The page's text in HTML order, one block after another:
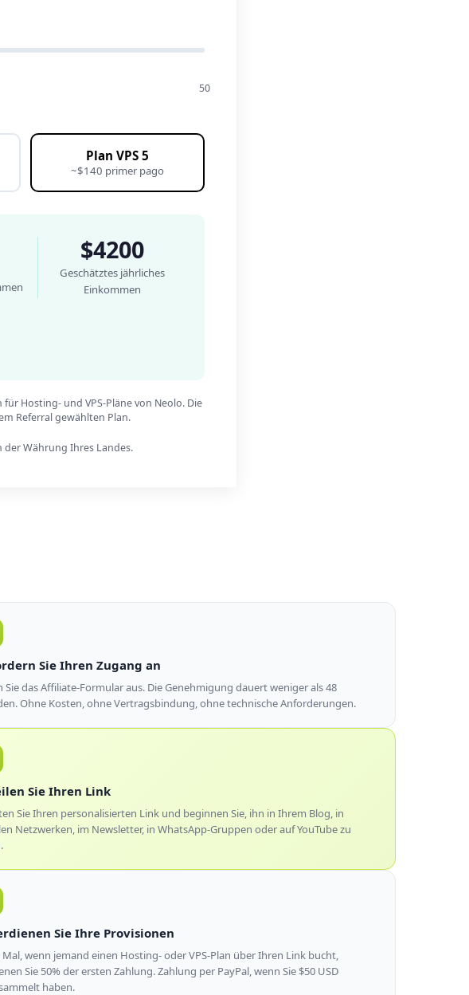
50
Plan VPS 5
~$140 primer pago
$4200
Geschätztes jährliches
Einkommen
Hosting- und VPS-Pläne von Neolo. Die
Referral gewählten Plan.
der Währung Ihres Landes.
Sie Ihren Zugang an
Sie das Affiliate-Formular aus. Die Genehmigung dauert weniger als 48
Ohne Kosten, ohne Vertragsbindung, ohne technische Anforderungen.
Sie Ihren Link
Sie Ihren personalisierten Link und beginnen Sie, ihn in Ihrem Blog, in
Netzwerken, im Newsletter, in WhatsApp-Gruppen oder auf YouTube zu
Sie Ihre Provisionen
Mal, wenn jemand einen Hosting- oder VPS-Plan über Ihren Link bucht,
Sie 50% der ersten Zahlung. Zahlung per PayPal, wenn Sie $50 USD
haben.